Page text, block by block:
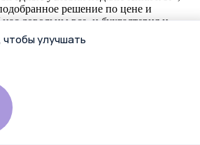
решение по цене и
довольны все, и бухгалтерия и
вопросы - менеджеры
без внимания. Супер-сервис!
улучшать